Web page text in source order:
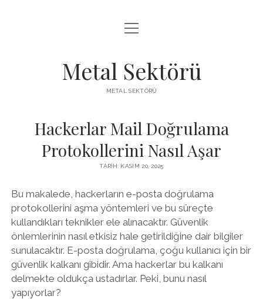
LISTE
SPOTIFY TAKIPÇI KAZANMA
menüyü
aç
Metal Sektörü
METAL SEKTÖRÜ
Hackerlar Mail Doğrulama
Protokollerini Nasıl Aşar
TARIH: KASIM 20, 2025
Bu makalede, hackerların e-posta doğrulama
protokollerini aşma yöntemleri ve bu süreçte
kullandıkları teknikler ele alınacaktır. Güvenlik
önlemlerinin nasıl etkisiz hale getirildiğine dair bilgiler
sunulacaktır. E-posta doğrulama, çoğu kullanıcı için bir
güvenlik kalkanı gibidir. Ama hackerlar bu kalkanı
delmekte oldukça ustadırlar. Peki, bunu nasıl
yapıyorlar?